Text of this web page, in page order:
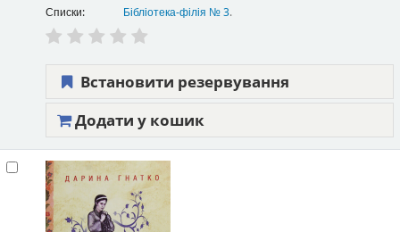
Списки:
Бібліотека-філія № 3.
Встановити резервування
Додати у кошик